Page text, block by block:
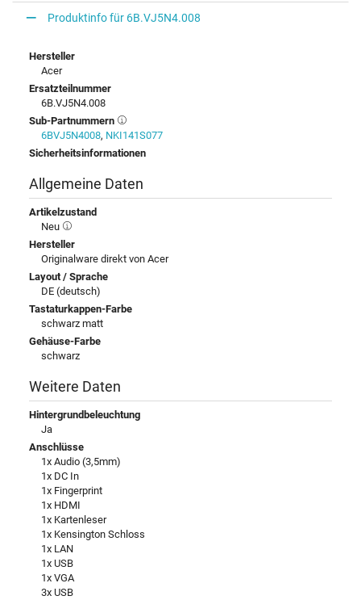
Produktinfo für 6B.VJ5N4.008
Hersteller
Acer
Ersatzteilnummer
6B.VJ5N4.008
Sub-Partnummern
6BVJ5N4008, NKI141S077
Sicherheitsinformationen
Allgemeine Daten
Artikelzustand
Neu
Hersteller
Originalware direkt von Acer
Layout / Sprache
DE (deutsch)
Tastaturkappen-Farbe
schwarz matt
Gehäuse-Farbe
schwarz
Weitere Daten
Hintergrundbeleuchtung
Ja
Anschlüsse
1x Audio (3,5mm)
1x DC In
1x Fingerprint
1x HDMI
1x Kartenleser
1x Kensington Schloss
1x LAN
1x USB
1x VGA
3x USB